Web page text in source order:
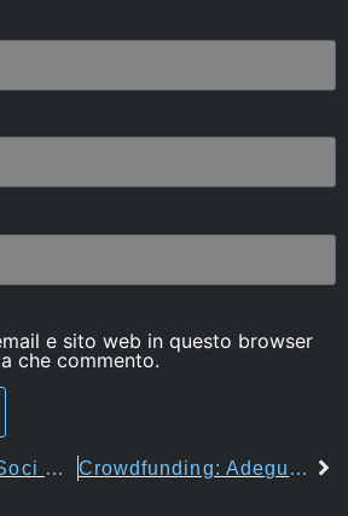
e sito web in questo browser
che commento.
Finanziamento Soci E Requisiti Dell’enunciazione: È Necessario Che Le Circostanze Enunciate Siano Idonee Di Per Sè Stesse, E Quindi Senza Necessità Di Ricorrere Ad Elementi Non Contenuti Nell’atto, A Dare Certezza Di Quel Rapporto Giuridico. Crowdfunding: Adeguamento Della Normativa Nazionale Alle Disposizioni Del Regolamento (UE) 2020/1503